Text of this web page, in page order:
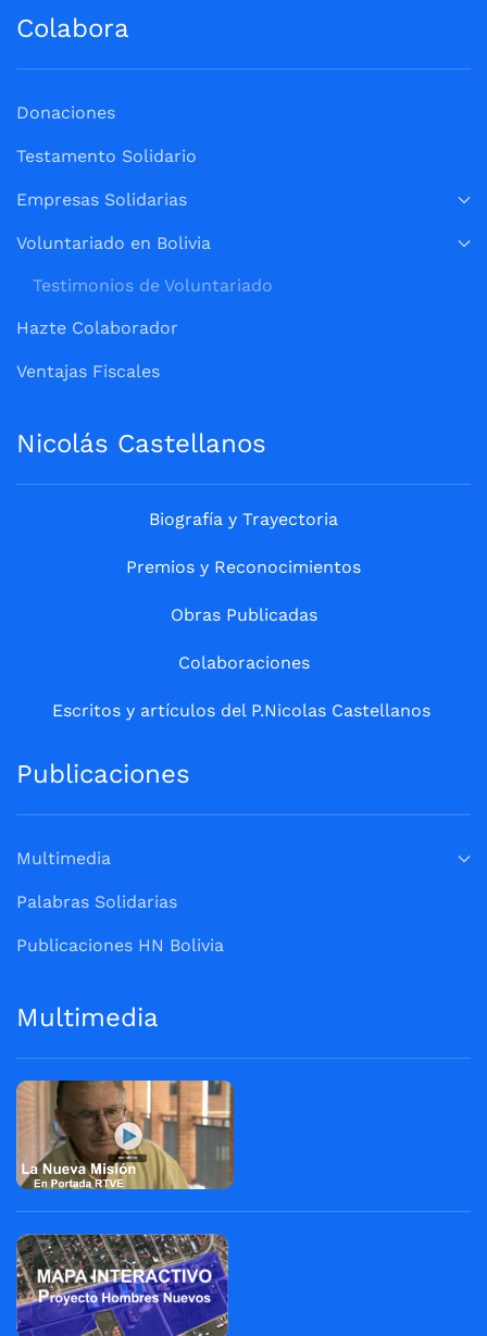
Colabora
Donaciones
Testamento Solidario
Empresas Solidarias
Voluntariado en Bolivia
Testimonios de Voluntariado
Hazte Colaborador
Ventajas Fiscales
Nicolás Castellanos
Biografía y Trayectoria
Premios y Reconocimientos
Obras Publicadas
Colaboraciones
Escritos y artículos del P.Nicolas Castellanos
Publicaciones
Multimedia
Palabras Solidarias
Publicaciones HN Bolivia
Multimedia